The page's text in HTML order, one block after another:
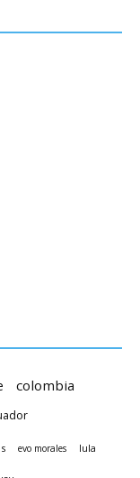
colombia
evo morales lula